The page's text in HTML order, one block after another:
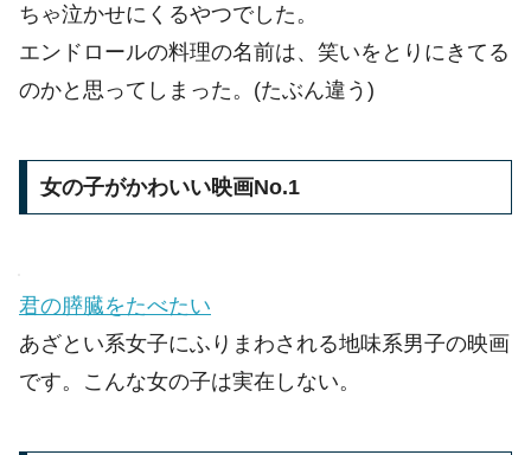
ちゃ泣かせにくるやつでした。
エンドロールの料理の名前は、笑いをとりにきてる
のかと思ってしまった。(たぶん違う)
女の子がかわいい映画No.1
君の膵臓をたべたい
あざとい系女子にふりまわされる地味系男子の映画
です。こんな女の子は実在しない。